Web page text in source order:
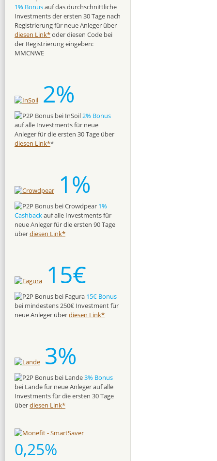
1% Bonusauf das durchschnittliche
Investments der ersten 30 Tage nach
Registrierung für neue Anleger über
diesen Link*oder diesen Code bei
der Registrierung eingeben:
MMCNWE
2%
2% Bonus
auf alle Investments für neue
Anleger für die ersten 30 Tage über
diesen Link**
1%
1%
Cashbackauf alle Investments für
neue Anleger für die ersten 90 Tage
überdiesen Link*
15€
15€ Bonus
bei mindestens 250€ Investment für
neue Anleger überdiesen Link*
3%
3% Bonus
bei Lande für neue Anleger auf alle
Investments für die ersten 30 Tage
überdiesen Link*
0,25%